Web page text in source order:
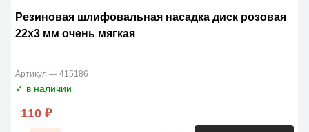
Резиновая шлифовальная насадка диск розовая
22х3 мм очень мягкая
Артикул — 415186
✓ в наличии
110 ₽